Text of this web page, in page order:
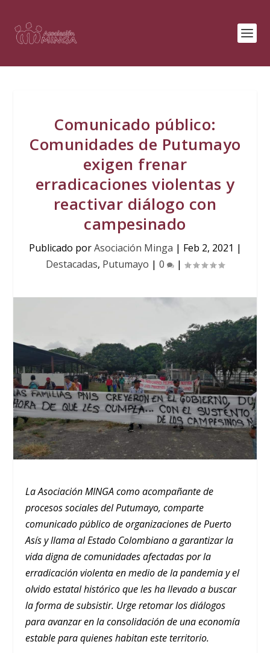
Comunicado público:
Comunidades de Putumayo
exigen frenar
erradicaciones violentas y
reactivar diálogo con
campesinado
Publicado porAsociación Minga | Feb 2, 2021 |
Destacadas, Putumayo | 0 |
La Asociación MINGA como acompañante de
procesos sociales del Putumayo, comparte
comunicado público de organizaciones de Puerto
Asís y llama al Estado Colombiano a garantizar la
vida digna de comunidades afectadas por la
erradicación violenta en medio de la pandemia y el
olvido estatal histórico que les ha llevado a buscar
la forma de subsistir. Urge retomar los diálogos
para avanzar en la consolidación de una economía
estable para quienes habitan este territorio.